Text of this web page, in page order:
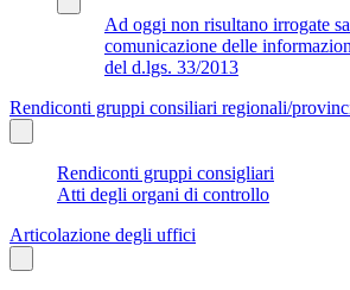
Ad oggi non risultano irrogate
comunicazione delle
del d.lgs. 33/2013
Rendiconti gruppi consiliari regionali/
Rendiconti gruppi consigliari
Atti degli organi di controllo
Articolazione degli uffici